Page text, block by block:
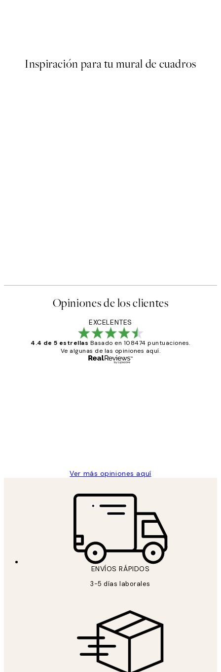
Inspiración para tu mural de cuadros
Opiniones de los clientes
EXCELENTES
4.4 de 5 estrellas Basado en 108474 puntuaciones.
Ve algunas de las opiniones aquí.
Ver más opiniones aquí
ENVÍOS RÁPIDOS
3-5 días laborales